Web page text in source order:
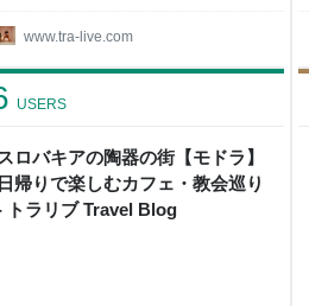
www.tra-live.com
スロバキアの陶器の街【モドラ】
日帰りで楽しむカフェ・教会巡り
トラリブ Travel Blog
USERS